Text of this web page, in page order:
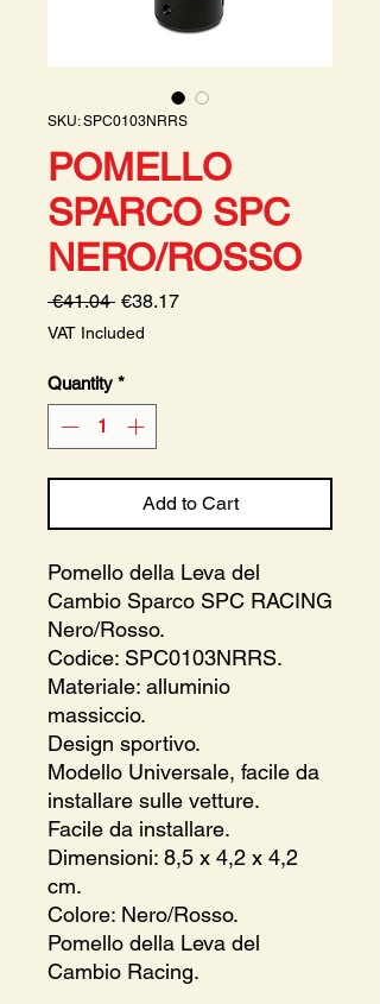
SKU: SPC0103NRRS
POMELLO
SPARCO SPC
NERO/ROSSO
€41.04 Regular
Price
€38.17Sale
VAT Included
Quantity *
Add to Cart
Pomello della Leva del
Cambio Sparco SPC RACING
Nero/Rosso.
Codice: SPC0103NRRS.
Materiale: alluminio
massiccio.
Design sportivo.
Modello Universale, facile da
installare sulle vetture.
Facile da installare.
Dimensioni: 8,5 x 4,2 x 4,2
cm.
Colore: Nero/Rosso.
Pomello della Leva del
Cambio Racing.